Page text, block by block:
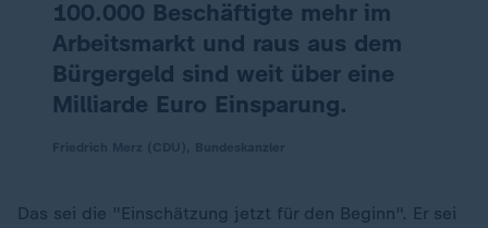
100.000 Beschäftigte mehr im
Arbeitsmarkt und raus aus dem
Bürgergeld sind weit über eine
Milliarde Euro Einsparung.
Das sei die "Einschätzung jetzt für den Beginn". Er sei